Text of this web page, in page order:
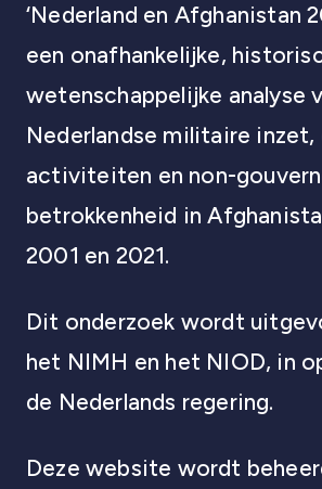
‘Nederland en Afghanistan
een onafhankelijke,
wetenschappelijke analyse
Nederlandse militaire
activiteiten en non-
betrokkenheid in
2001 en 2021.
Dit onderzoek wordt
het NIMH en het NIOD, in
de Nederlands regering.
Deze website wordt